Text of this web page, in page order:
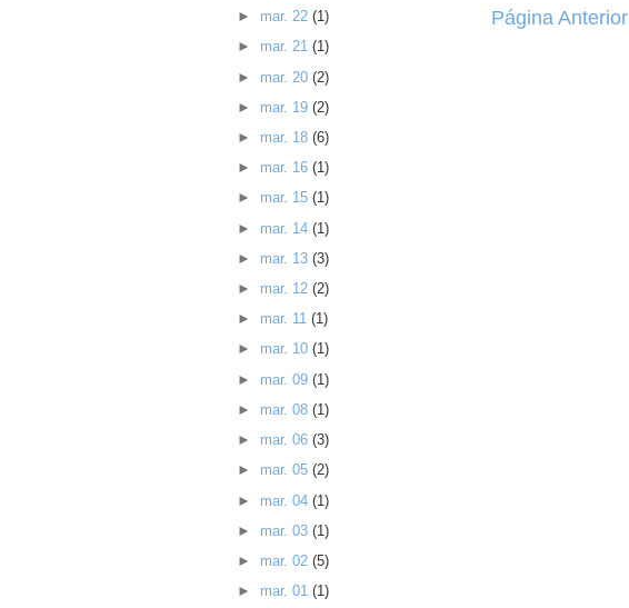
Página Anterior
► mar. 22 (1)
► mar. 21 (1)
► mar. 20 (2)
► mar. 19 (2)
► mar. 18 (6)
► mar. 16 (1)
► mar. 15 (1)
► mar. 14 (1)
► mar. 13 (3)
► mar. 12 (2)
► mar. 11 (1)
► mar. 10 (1)
► mar. 09 (1)
► mar. 08 (1)
► mar. 06 (3)
► mar. 05 (2)
► mar. 04 (1)
► mar. 03 (1)
► mar. 02 (5)
► mar. 01 (1)